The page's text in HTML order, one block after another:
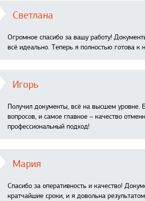
Светлана
Огромное спасибо за вашу работу!
всё идеально. Теперь я полностью готова к
Игорь
Получил документы, всё на высшем уровне.
вопросов, и самое главное – качество
профессиональный подход!
Мария
Спасибо за оперативность и качество!
кратчайшие сроки, и я довольна